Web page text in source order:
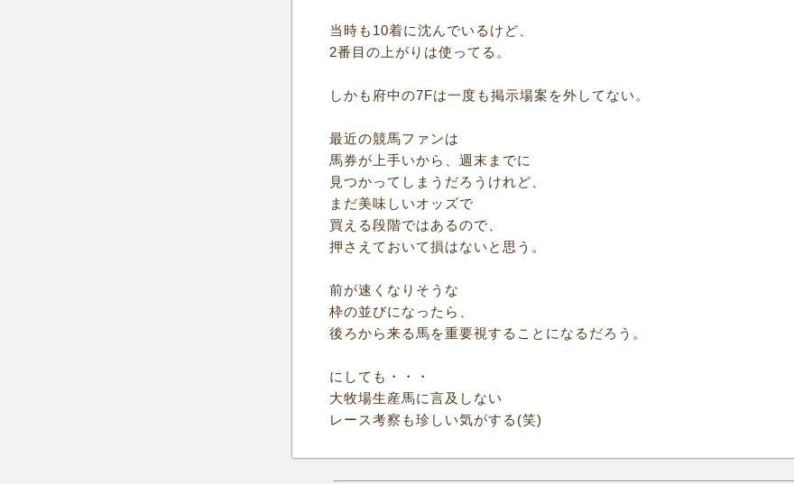
当時も10着に沈んでいるけど、
2番目の上がりは使ってる。
しかも府中の7Fは一度も掲示場案を外してない。
最近の競馬ファンは
馬券が上手いから、週末までに
見つかってしまうだろうけれど、
まだ美味しいオッズで
買える段階ではあるので、
押さえておいて損はないと思う。
前が速くなりそうな
枠の並びになったら、
後ろから来る馬を重要視することになるだろう。
にしても・・・
大牧場生産馬に言及しない
レース考察も珍しい気がする(笑)